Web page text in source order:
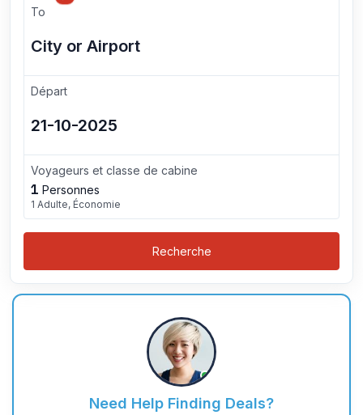
To
Départ
Voyageurs et classe de cabine
1 Personnes
1 Adulte, Économie
Recherche
Need Help Finding Deals?